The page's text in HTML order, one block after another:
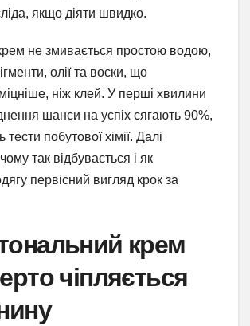
якщо діяти швидко.
не змивається простою водою,
олії та воски, що
ніж клей. У перші хвилини
шанси на успіх сягають 90%,
тести побутової хімії. Далі
так відбувається і як
первісний вигляд крок за
крем
чіпляється